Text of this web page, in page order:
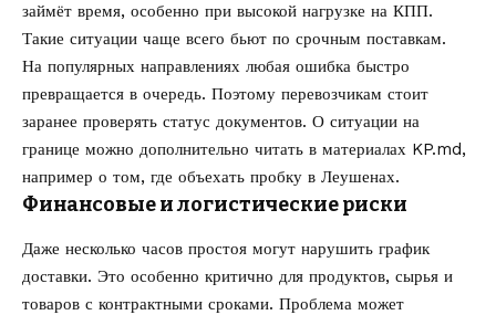
займёт время, особенно при высокой нагрузке на КПП.
Такие ситуации чаще всего бьют по срочным поставкам.
На популярных направлениях любая ошибка быстро
превращается в очередь. Поэтому перевозчикам стоит
заранее проверять статус документов. О ситуации на
границе можно дополнительно читать в материалах KP.md,
например о том, где объехать пробку в Леушенах.
Финансовые и логистические риски
Даже несколько часов простоя могут нарушить график
доставки. Это особенно критично для продуктов, сырья и
товаров с контрактными сроками. Проблема может